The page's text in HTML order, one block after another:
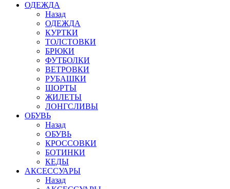
ОДЕЖДА
Назад
ОДЕЖДА
КУРТКИ
ТОЛСТОВКИ
БРЮКИ
ФУТБОЛКИ
ВЕТРОВКИ
РУБАШКИ
ШОРТЫ
ЖИЛЕТЫ
ЛОНГСЛИВЫ
ОБУВЬ
Назад
ОБУВЬ
КРОССОВКИ
БОТИНКИ
КЕДЫ
АКСЕССУАРЫ
Назад